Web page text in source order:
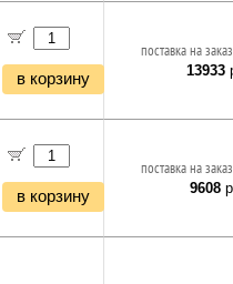
в корзину
поставка на
13933
в корзину
поставка на
9608